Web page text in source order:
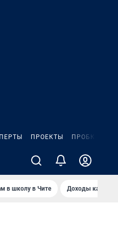
ПРОЕКТЫ ПРОБКИ
в школу в Чите Доходы